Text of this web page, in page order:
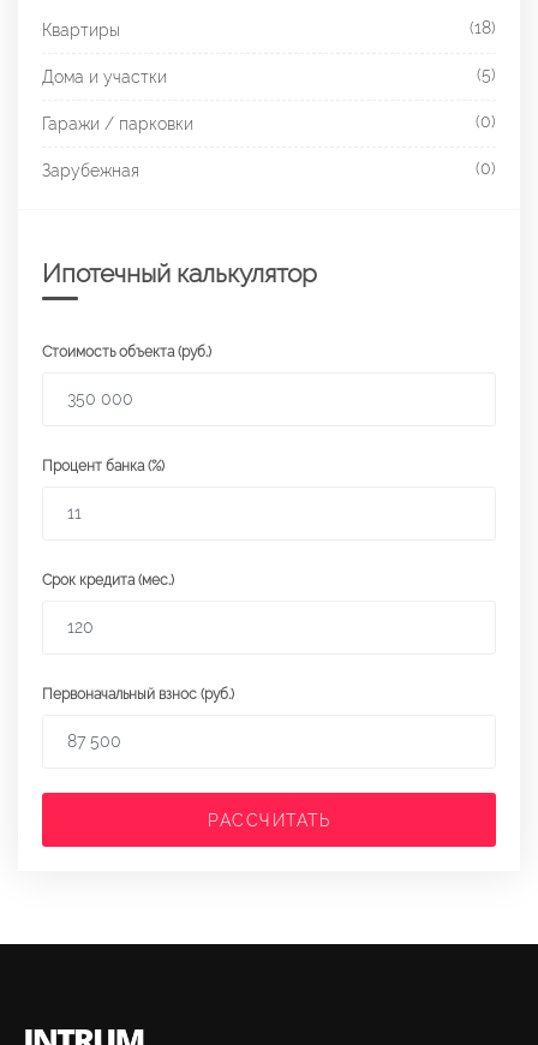
Квартиры (18)
Дома и участки (5)
Гаражи / парковки (0)
Зарубежная (0)
Ипотечный калькулятор
Стоимость объекта (руб.)
Процент банка (%)
Срок кредита (мес.)
Первоначальный взнос (руб.)
РАССЧИТАТЬ